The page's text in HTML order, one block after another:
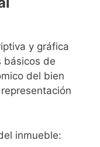
y gráfica
básicos de
del bien
inmueble: